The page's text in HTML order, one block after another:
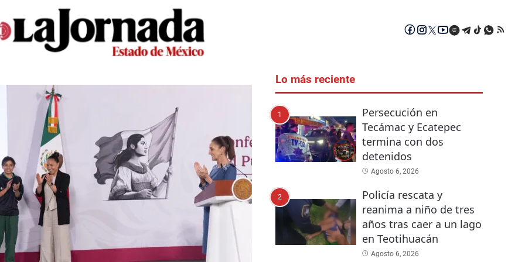
Lo más reciente
1
Persecución en
Tecámac y Ecatepec
termina con dos
detenidos
Agosto 6, 2026
2
Policía rescata y
reanima a niño de tres
años tras caer a un lago
en Teotihuacán
Agosto 6, 2026